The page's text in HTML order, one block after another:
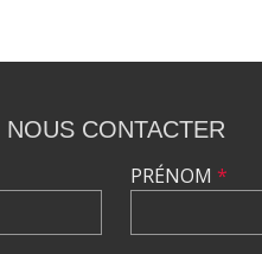
NOUS CONTACTER
PRÉNOM *